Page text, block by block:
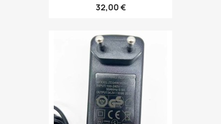
32,00 €